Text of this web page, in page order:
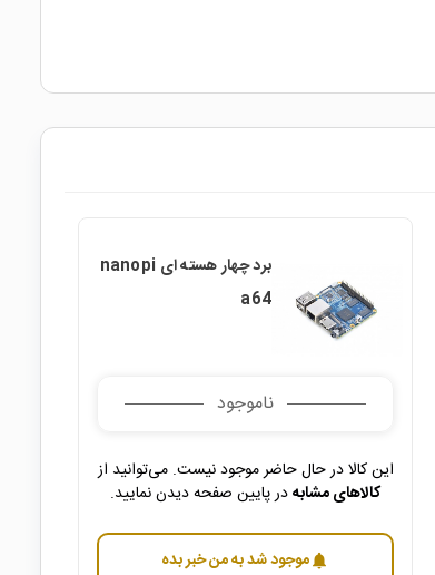
برد چهار هسته ای nanopi
a64
ناموجود
این کالا در حال حاضر موجود نیست. می‌توانید از
کالاهای مشابهدر پایین صفحه دیدن نمایید.
notificationsموجود شد به من خبر بده